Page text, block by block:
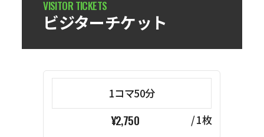
ビジターチケット
1コマ50分
¥2,750 / 1枚